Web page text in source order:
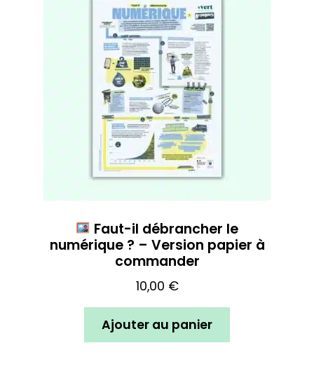
Faut-il débrancher le
numérique ? – Version papier à
commander
10,00 €
Ajouter au panier